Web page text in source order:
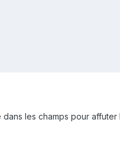
les champs pour